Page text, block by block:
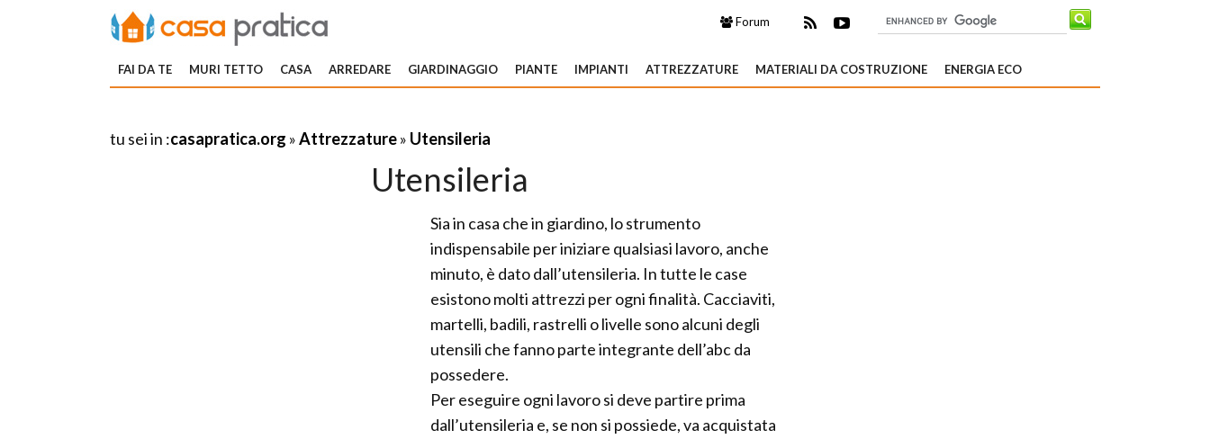
Forum
FAI DA TE MURI TETTO CASA ARREDARE GIARDINAGGIO PIANTE IMPIANTI ATTREZZATURE MATERIALI DA COSTRUZIONE ENERGIA ECO
tu sei in :casapratica.org »Attrezzature» Utensileria
Utensileria
Sia in casa che in giardino, lo strumento
indispensabile per iniziare qualsiasi lavoro, anche
minuto, è dato dall’utensileria. In tutte le case
esistono molti attrezzi per ogni finalità. Cacciaviti,
martelli, badili, rastrelli o livelle sono alcuni degli
utensili che fanno parte integrante dell’abc da
possedere.
Per eseguire ogni lavoro si deve partire prima
dall’utensileria e, se non si possiede, va acquistata